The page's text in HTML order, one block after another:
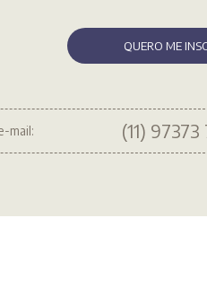
QUERO ME
mail: (11)